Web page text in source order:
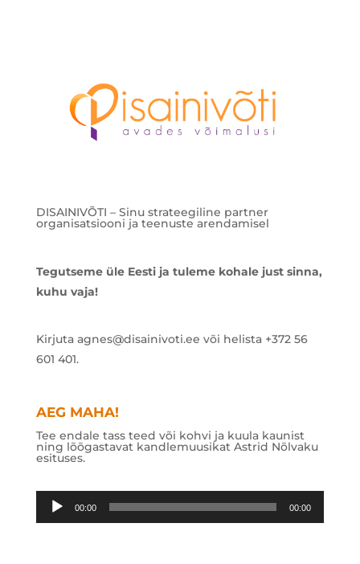
DISAINIVÕTI – Sinu strateegiline partner
organisatsiooni ja teenuste arendamisel
Tegutseme üle Eesti ja tuleme kohale just sinna,
kuhu vaja!
Kirjuta agnes@disainivoti.ee või helista +372 56
601 401.
AEG MAHA!
Tee endale tass teed või kohvi ja kuula kaunist
ning lõõgastavat kandlemuusikat Astrid Nõlvaku
esituses.
Audioesitaja
00:00 00:00